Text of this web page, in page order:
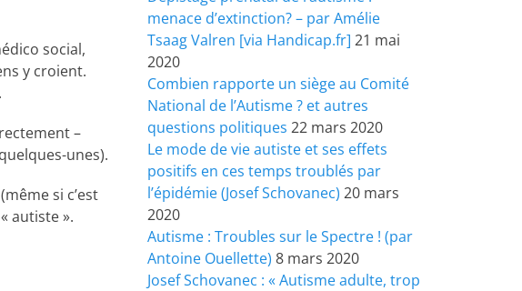
social,
y croient.
–
unes).
si c’est
autiste ».
menace d’extinction? – par Amélie
Tsaag Valren [via Handicap.fr] 21 mai
2020
Combien rapporte un siège au Comité
National de l’Autisme ? et autres
questions politiques 22 mars 2020
Le mode de vie autiste et ses effets
positifs en ces temps troublés par
l’épidémie (Josef Schovanec) 20 mars
2020
Autisme : Troubles sur le Spectre ! (par
Antoine Ouellette) 8 mars 2020
Josef Schovanec : « Autisme adulte, trop